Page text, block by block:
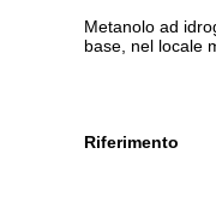
Metanolo ad
base, nel locale
Riferimento